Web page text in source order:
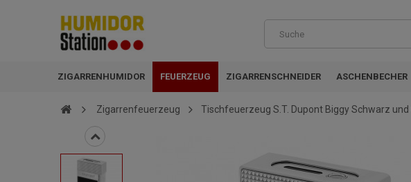
ZIGARRENHUMIDOR FEUERZEUG ZIGARRENSCHNEIDER ASCHENBECHER
Zigarrenfeuerzeug Tischfeuerzeug S.T. Dupont Biggy Schwarz und